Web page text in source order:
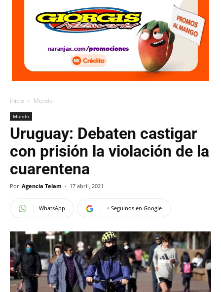
Inicio Mundo
Mundo
Uruguay: Debaten castigar
con prisión la violación de la
cuarentena
Por Agencia Telam - 17 abril, 2021
WhatsApp + Seguinos en Google